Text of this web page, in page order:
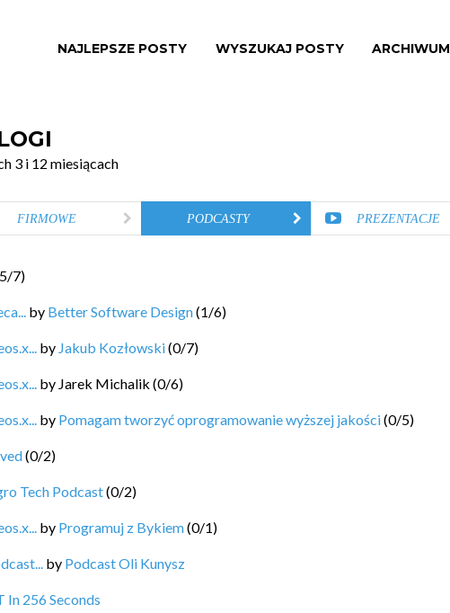
NAJLEPSZE POSTY WYSZUKAJ POSTY ARCHIWUM
3 i 12 miesiącach
FIRMOWE PODCASTY PREZENTACJE
5/7)
by Better Software Design(1/6)
by Jakub Kozłowski(0/7)
by Jarek Michalik (0/6)
by Pomagam tworzyć oprogramowanie wyższej jakości(0/5)
(0/2)
Tech Podcast(0/2)
by Programuj z Bykiem(0/1)
by Podcast Oli Kunysz
In 256 Seconds